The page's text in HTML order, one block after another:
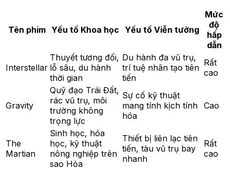
Tên phim Yếu tố Khoa học Yếu tố Viễn tưởng
Mức
độ
hấp
dẫn
Interstellar
Thuyết tương đối,
lỗ sâu, du hành
thời gian
Du hành đa vũ trụ,
trí tuệ nhân tạo tiên
tiến
Rất
cao
Gravity
Quỹ đạo Trái Đất,
rác vũ trụ, môi
trường không
trọng lực
Sự cố kỹ thuật
mang tính kịch tính
hóa
Cao
The
Martian
Sinh học, hóa
học, kỹ thuật
nông nghiệp trên
sao Hỏa
Thiết bị liên lạc tiên
tiến, tàu vũ trụ bay
nhanh
Rất
cao